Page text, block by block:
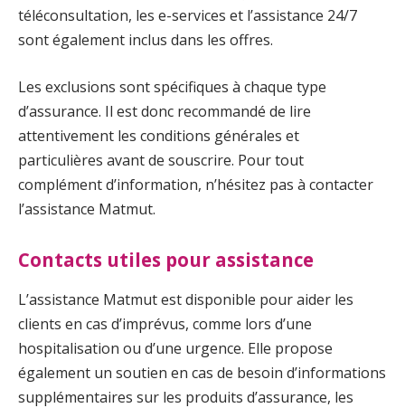
téléconsultation, les e-services et l’assistance 24/7
sont également inclus dans les offres.
Les exclusions sont spécifiques à chaque type
d’assurance. Il est donc recommandé de lire
attentivement les conditions générales et
particulières avant de souscrire. Pour tout
complément d’information, n’hésitez pas à contacter
l’assistance Matmut.
Contacts utiles pour assistance
L’assistance Matmut est disponible pour aider les
clients en cas d’imprévus, comme lors d’une
hospitalisation ou d’une urgence. Elle propose
également un soutien en cas de besoin d’informations
supplémentaires sur les produits d’assurance, les